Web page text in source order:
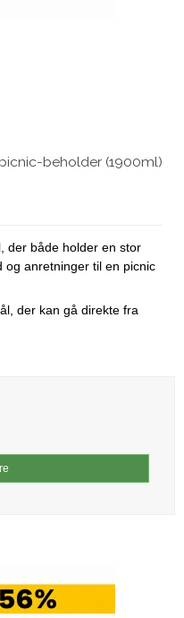
beholder (1900ml)
der både holder en stor
og anretninger til en picnic
der kan gå direkte fra